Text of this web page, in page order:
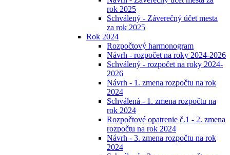
rok 2025
Schválený - Záverečný účet mesta
za rok 2025
Rok 2024
Rozpočtový harmonogram
Návrh - rozpočet na roky 2024-2026
Schválený - rozpočet na roky 2024-
2026
Návrh - 1. zmena rozpočtu na rok
2024
Schválená - 1. zmena rozpočtu na
rok 2024
Rozpočtové opatrenie č.1 - 2. zmena
rozpočtu na rok 2024
Návrh - 3. zmena rozpočtu na rok
2024